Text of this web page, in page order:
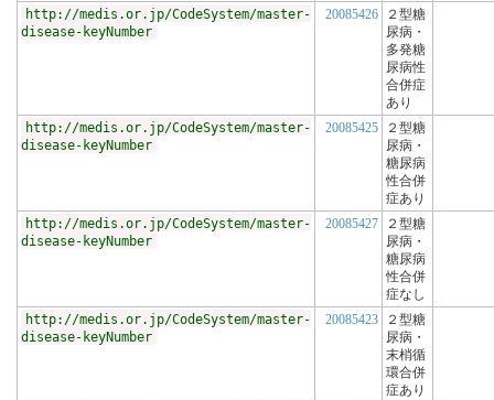
http://medis.or.jp/CodeSystem/master-
disease-keyNumber
20085426
２型糖
尿病・
多発糖
尿病性
合併症
あり
http://medis.or.jp/CodeSystem/master-
disease-keyNumber
20085425
２型糖
尿病・
糖尿病
性合併
症あり
http://medis.or.jp/CodeSystem/master-
disease-keyNumber
20085427
２型糖
尿病・
糖尿病
性合併
症なし
http://medis.or.jp/CodeSystem/master-
disease-keyNumber
20085423
２型糖
尿病・
末梢循
環合併
症あり